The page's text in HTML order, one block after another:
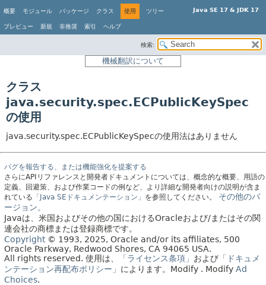
Java SE 17 & JDK 17
概要 モジュール パッケージ クラス 使用 ツリー
プレビュー 新規 非推奨 索引 ヘルプ
検索:
機械翻訳について
クラス
java.security.spec.ECPublicKeySpec
の使用
java.security.spec.ECPublicKeySpecの使用法はありません
バグを報告する、または機能強化を提案する
さらにAPIリファレンスと開発者ドキュメントについては、概念的な概要、用語の
定義、回避策、および作業コードの例など、より詳細な開発者向けの説明が含ま
れている 「Java SEドキュメンテーション」 を参照してください。
その他のバ
ージョン。
Javaは、米国およびその他の国におけるOracleおよび/またはその関
連会社の商標または登録商標です。
Copyright© 1993, 2025, Oracle and/or its affiliates, 500
Oracle Parkway, Redwood Shores, CA 94065 USA.
All rights reserved. 使用は、 「ライセンス条項」 および 「ドキュメ
ンテーション再配布ポリシー」 によります。 Modify . Modify Ad
Choices.